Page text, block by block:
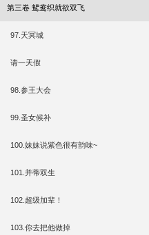
第三卷 鸳鸯织就欲双飞
97.天冥城
请一天假
98.参王大会
99.圣女候补
100.妹妹说紫色很有韵味~
101.并蒂双生
102.超级加辈！
103.你去把他做掉